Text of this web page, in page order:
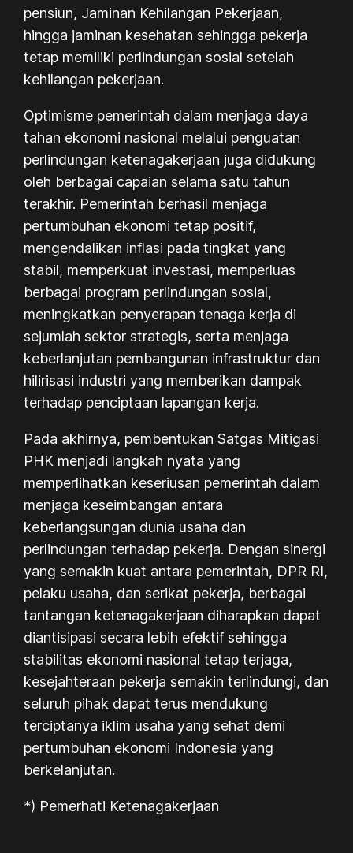
pensiun, Jaminan Kehilangan Pekerjaan,
hingga jaminan kesehatan sehingga pekerja
tetap memiliki perlindungan sosial setelah
kehilangan pekerjaan.
Optimisme pemerintah dalam menjaga daya
tahan ekonomi nasional melalui penguatan
perlindungan ketenagakerjaan juga didukung
oleh berbagai capaian selama satu tahun
terakhir. Pemerintah berhasil menjaga
pertumbuhan ekonomi tetap positif,
mengendalikan inflasi pada tingkat yang
stabil, memperkuat investasi, memperluas
berbagai program perlindungan sosial,
meningkatkan penyerapan tenaga kerja di
sejumlah sektor strategis, serta menjaga
keberlanjutan pembangunan infrastruktur dan
hilirisasi industri yang memberikan dampak
terhadap penciptaan lapangan kerja.
Pada akhirnya, pembentukan Satgas Mitigasi
PHK menjadi langkah nyata yang
memperlihatkan keseriusan pemerintah dalam
menjaga keseimbangan antara
keberlangsungan dunia usaha dan
perlindungan terhadap pekerja. Dengan sinergi
yang semakin kuat antara pemerintah, DPR RI,
pelaku usaha, dan serikat pekerja, berbagai
tantangan ketenagakerjaan diharapkan dapat
diantisipasi secara lebih efektif sehingga
stabilitas ekonomi nasional tetap terjaga,
kesejahteraan pekerja semakin terlindungi, dan
seluruh pihak dapat terus mendukung
terciptanya iklim usaha yang sehat demi
pertumbuhan ekonomi Indonesia yang
berkelanjutan.
*) Pemerhati Ketenagakerjaan